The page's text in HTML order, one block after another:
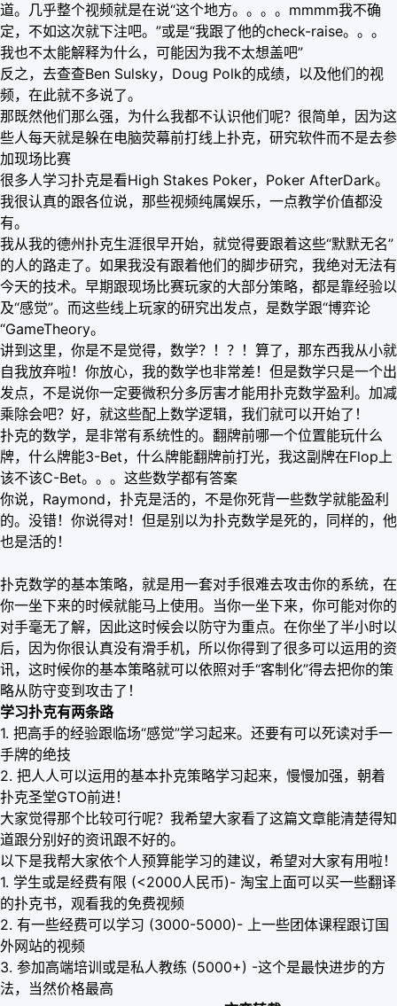
道。几乎整个视频就是在说“这个地方。。。。mmmm我不确
定，不如这次就下注吧。”或是“我跟了他的check-raise。。。
我也不太能解释为什么，可能因为我不太想盖吧”
反之，去查查Ben Sulsky，Doug Polk的成绩，以及他们的视
频，在此就不多说了。
那既然他们那么强，为什么我都不认识他们呢？很简单，因为这
些人每天就是躲在电脑荧幕前打线上扑克，研究软件而不是去参
加现场比赛
很多人学习扑克是看High Stakes Poker，Poker AfterDark。
我很认真的跟各位说，那些视频纯属娱乐，一点教学价值都没
有。
我从我的德州扑克生涯很早开始，就觉得要跟着这些“默默无名”
的人的路走了。如果我没有跟着他们的脚步研究，我绝对无法有
今天的技术。早期跟现场比赛玩家的大部分策略，都是靠经验以
及“感觉”。而这些线上玩家的研究出发点，是数学跟“博弈论
“GameTheory。
讲到这里，你是不是觉得，数学？！？！算了，那东西我从小就
自我放弃啦！你放心，我的数学也非常差！但是数学只是一个出
发点，不是说你一定要微积分多厉害才能用扑克数学盈利。加减
乘除会吧？好，就这些配上数学逻辑，我们就可以开始了！
扑克的数学，是非常有系统性的。翻牌前哪一个位置能玩什么
牌，什么牌能3-Bet，什么牌能翻牌前打光，我这副牌在Flop上
该不该C-Bet。。。这些数学都有答案
你说，Raymond，扑克是活的，不是你死背一些数学就能盈利
的。没错！你说得对！但是别以为扑克数学是死的，同样的，他
也是活的！
扑克数学的基本策略，就是用一套对手很难去攻击你的系统，在
你一坐下来的时候就能马上使用。当你一坐下来，你可能对你的
对手毫无了解，因此这时候会以防守为重点。在你坐了半小时以
后，因为你很认真没有滑手机，所以你得到了很多可以运用的资
讯，这时候你的基本策略就可以依照对手“客制化”得去把你的策
略从防守变到攻击了！
学习扑克有两条路
1. 把高手的经验跟临场“感觉”学习起来。还要有可以死读对手一
手牌的绝技
2. 把人人可以运用的基本扑克策略学习起来，慢慢加强，朝着
扑克圣堂GTO前进！
大家觉得那个比较可行呢？我希望大家看了这篇文章能清楚得知
道跟分别好的资讯跟不好的。
以下是我帮大家依个人预算能学习的建议，希望对大家有用啦！
1. 学生或是经费有限 (<2000人民币)- 淘宝上面可以买一些翻译
的扑克书，观看我的免费视频
2. 有一些经费可以学习 (3000-5000)- 上一些团体课程跟订国
外网站的视频
3. 参加高端培训或是私人教练 (5000+) -这个是最快进步的方
法，当然价格最高